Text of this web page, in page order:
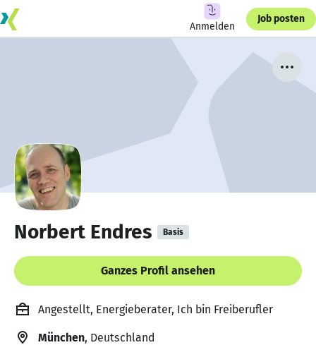
Anmelden
Job posten
Norbert Endres Basis
Ganzes Profil ansehen
Angestellt, Energieberater, Ich bin Freiberufler
München, Deutschland